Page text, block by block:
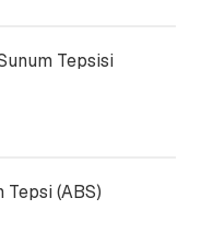
Tepsisi
(ABS)